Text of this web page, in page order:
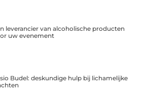
leverancier van alcoholische producten
uw evenement
Budel: deskundige hulp bij lichamelijke